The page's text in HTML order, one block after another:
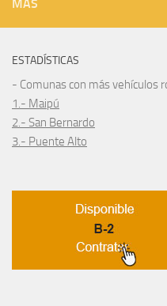
MÁS
ESTADÍSTICAS
- Comunas con más vehículos
1.- Maipú
2.- San Bernardo
3.- Puente Alto